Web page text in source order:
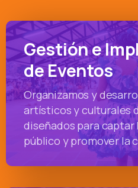
Gestión e
de Eventos
Organizamos y
artísticos y culturales
diseñados para
público y promover la